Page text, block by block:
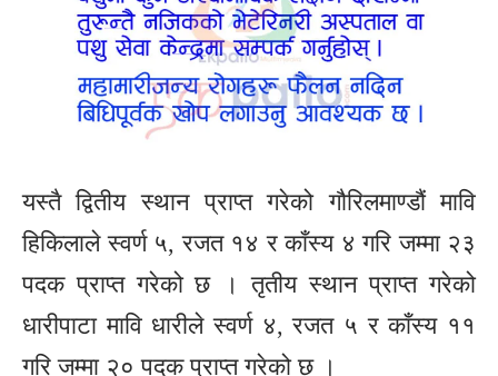
यस्तै द्वितीय स्थान प्राप्त गरेको गौरिलमाण्डौं मावि
हिकिलाले स्वर्ण ५, रजत १४ र काँस्य ४ गरि जम्मा २३
पदक प्राप्त गरेको छ । तृतीय स्थान प्राप्त गरेको
धारीपाटा मावि धारीले स्वर्ण ४, रजत ५ र काँस्य ११
गरि जम्मा २० पदक प्राप्त गरेको छ ।